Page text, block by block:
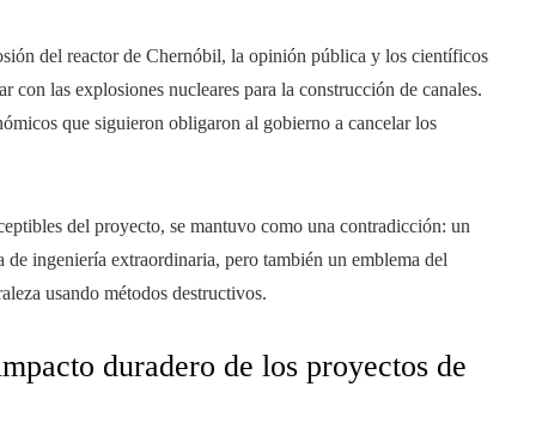
del reactor de Chernóbil, la opinión pública y los científicos
con las explosiones nucleares para la construcción de canales.
que siguieron obligaron al gobierno a cancelar los
del proyecto, se mantuvo como una contradicción: un
ingeniería extraordinaria, pero también un emblema del
usando métodos destructivos.
duradero de los proyectos de